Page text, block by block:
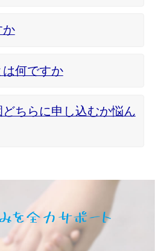
か
何ですか
ちらに申し込むか悩ん